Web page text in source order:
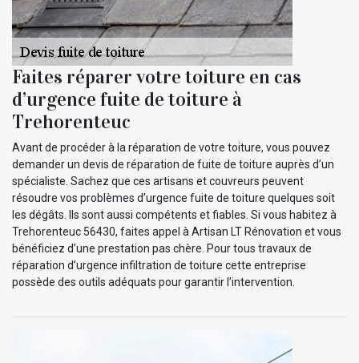
Faites réparer votre toiture en cas
d’urgence fuite de toiture à
Trehorenteuc
Avant de procéder à la réparation de votre toiture, vous pouvez
demander un devis de réparation de fuite de toiture auprès d’un
spécialiste. Sachez que ces artisans et couvreurs peuvent
résoudre vos problèmes d’urgence fuite de toiture quelques soit
les dégâts. Ils sont aussi compétents et fiables. Si vous habitez à
Trehorenteuc 56430, faites appel à Artisan LT Rénovation et vous
bénéficiez d’une prestation pas chère. Pour tous travaux de
réparation d’urgence infiltration de toiture cette entreprise
possède des outils adéquats pour garantir l’intervention.